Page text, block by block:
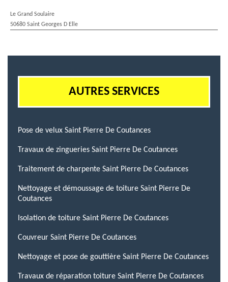
Le Grand Soulaire
50680 Saint Georges D Elle
AUTRES SERVICES
Pose de velux Saint Pierre De Coutances
Travaux de zingueries Saint Pierre De Coutances
Traitement de charpente Saint Pierre De Coutances
Nettoyage et démoussage de toiture Saint Pierre De
Coutances
Isolation de toiture Saint Pierre De Coutances
Couvreur Saint Pierre De Coutances
Nettoyage et pose de gouttière Saint Pierre De Coutances
Travaux de réparation toiture Saint Pierre De Coutances